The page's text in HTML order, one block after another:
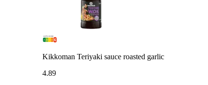
Kikkoman Teriyaki sauce roasted garlic
4.89